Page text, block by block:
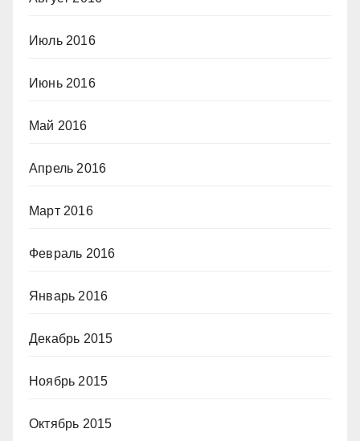
Июль 2016
Июнь 2016
Май 2016
Апрель 2016
Март 2016
Февраль 2016
Январь 2016
Декабрь 2015
Ноябрь 2015
Октябрь 2015